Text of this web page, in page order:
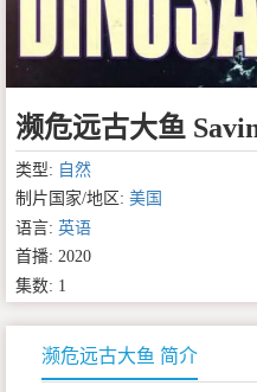
濒危远古大鱼
类型: 自然
制片国家/地区: 美国
语言: 英语
首播: 2020
集数: 1
濒危远古大鱼 简介